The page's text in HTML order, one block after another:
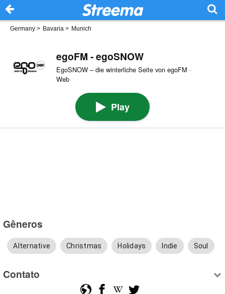
Germany > Bavaria > Munich
egoFM - egoSNOW
EgoSNOW – die winterliche Seite von egoFM ·
Web
Play
Gêneros
Alternative Christmas Holidays Indie Soul
Contato